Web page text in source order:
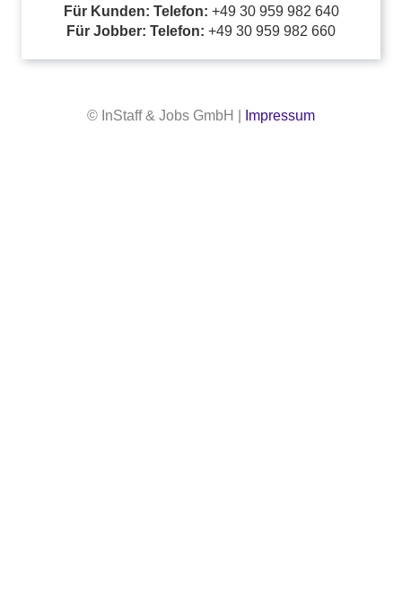
Für Kunden: Telefon: +49 30 959 982 640
Für Jobber: Telefon: +49 30 959 982 660
© InStaff & Jobs GmbH | Impressum